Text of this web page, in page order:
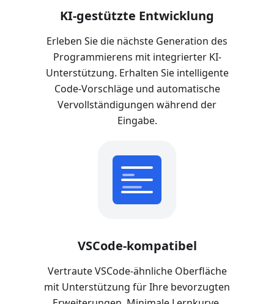
KI-gestützte Entwicklung
Erleben Sie die nächste Generation des
Programmierens mit integrierter KI-
Unterstützung. Erhalten Sie intelligente
Code-Vorschläge und automatische
Vervollständigungen während der
Eingabe.
VSCode-kompatibel
Vertraute VSCode-ähnliche Oberfläche
mit Unterstützung für Ihre bevorzugten